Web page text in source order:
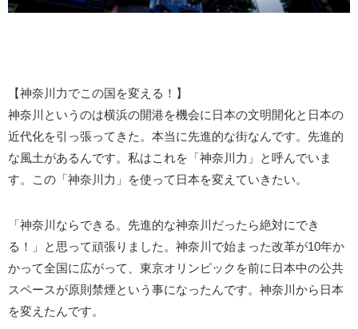
【神奈川力でこの国を変える！】
神奈川というのは横浜の開港を機会に日本の文明開化と日本の
近代化を引っ張ってきた。本当に先進的な街なんです。先進的
な風土があるんです。私はこれを「神奈川力」と呼んでいま
す。この「神奈川力」を使って日本を変えていきたい。
「神奈川ならできる。先進的な神奈川だったら絶対にでき
る！」と思って頑張りました。神奈川で始まった改革が10年か
かって全国に広がって、東京オリンピックを前に日本中の公共
スペースが原則禁煙という事になったんです。神奈川から日本
を変えたんです。